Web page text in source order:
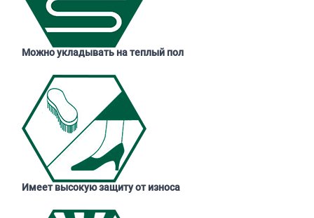
Можно укладывать на теплый пол
Имеет высокую защиту от износа